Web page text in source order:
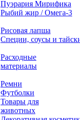
Пуэрария Мирифика
Рыбий жир / Омега-3
Рисовая лапша
Специи, соусы и
Расходные
материалы
Ремни
Футболки
Товары для
животных